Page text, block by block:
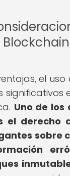
el uso
Uno de los
el derecho
sobre